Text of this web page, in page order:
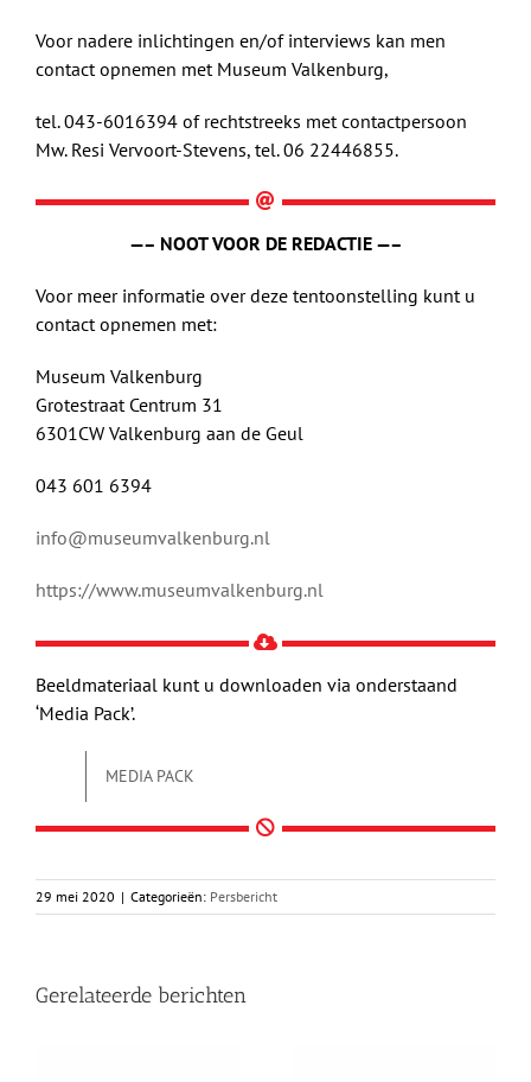
Voor nadere inlichtingen en/of interviews kan men
contact opnemen met Museum Valkenburg,
tel. 043-6016394 of rechtstreeks met contactpersoon
Mw. Resi Vervoort-Stevens, tel. 06 22446855.
—– NOOT VOOR DE REDACTIE —–
Voor meer informatie over deze tentoonstelling kunt u
contact opnemen met:
Museum Valkenburg
Grotestraat Centrum 31
6301CW Valkenburg aan de Geul
043 601 6394
info@museumvalkenburg.nl
https://www.museumvalkenburg.nl
Beeldmateriaal kunt u downloaden via onderstaand
‘Media Pack’.
MEDIA PACK
29 mei 2020 | Categorieën: Persbericht
Gerelateerde berichten